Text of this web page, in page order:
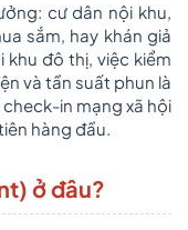
cư dân nội khu,
sắm, hay khán giả
khu đô thị, việc kiểm
và tần suất phun là
in mạng xã hội
hàng đầu.
ở đâu?